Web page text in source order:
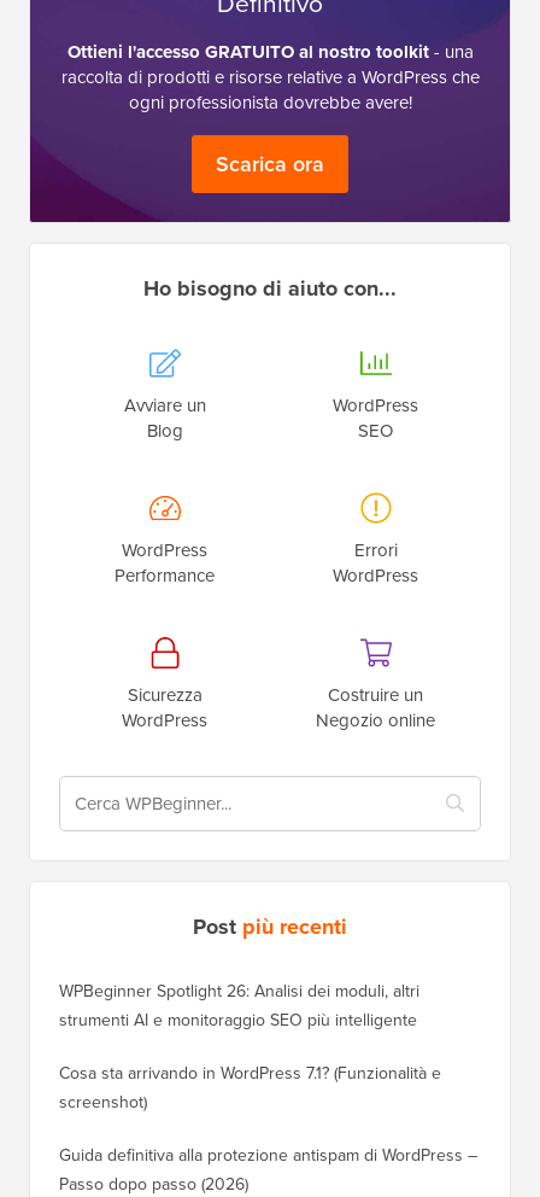
Ottieni l'accesso GRATUITO al nostro toolkit- una
raccolta di prodotti e risorse relative a WordPress che
ogni professionista dovrebbe avere!
Scarica ora
Ho bisogno di aiuto con...
Avviare un
Blog
WordPress
SEO
WordPress
Performance
Errori
WordPress
Sicurezza
WordPress
Costruire un
Negozio online
Post più recenti
WPBeginner Spotlight 26: Analisi dei moduli, altri
strumenti AI e monitoraggio SEO più intelligente
Cosa sta arrivando in WordPress 7.1? (Funzionalità e
screenshot)
Guida definitiva alla protezione antispam di WordPress –
Passo dopo passo (2026)